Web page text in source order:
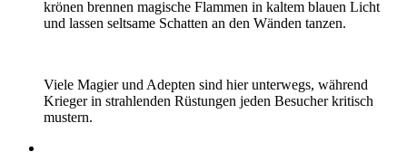
krönen brennen magische Flammen in kaltem blauen Licht
und lassen seltsame Schatten an den Wänden tanzen.
Viele Magier und Adepten sind hier unterwegs, während
Krieger in strahlenden Rüstungen jeden Besucher kritisch
mustern.